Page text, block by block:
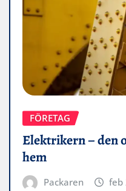
FÖRETAG
Elektrikern – den
hem
Packaren feb